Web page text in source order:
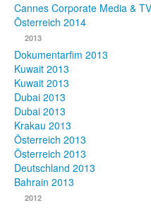
Cannes Corporate Media &
Österreich 2014
2013
Dokumentarfim 2013
Kuwait 2013
Kuwait 2013
Dubai 2013
Dubai 2013
Krakau 2013
Österreich 2013
Österreich 2013
Deutschland 2013
Bahrain 2013
2012